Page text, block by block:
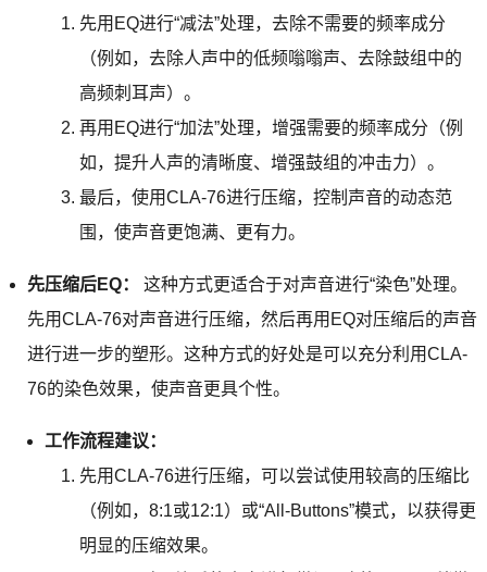
先用EQ进行“减法”处理，去除不需要的频率成分
（例如，去除人声中的低频嗡嗡声、去除鼓组中的
高频刺耳声）。
再用EQ进行“加法”处理，增强需要的频率成分（例
如，提升人声的清晰度、增强鼓组的冲击力）。
最后，使用CLA-76进行压缩，控制声音的动态范
围，使声音更饱满、更有力。
先压缩后EQ：
这种方式更适合于对声音进行“染色”处理。
先用CLA-76对声音进行压缩，然后再用EQ对压缩后的声音
进行进一步的塑形。这种方式的好处是可以充分利用CLA-
76的染色效果，使声音更具个性。
工作流程建议：
先用CLA-76进行压缩，可以尝试使用较高的压缩比
（例如，8:1或12:1）或“All-Buttons”模式，以获得更
明显的压缩效果。